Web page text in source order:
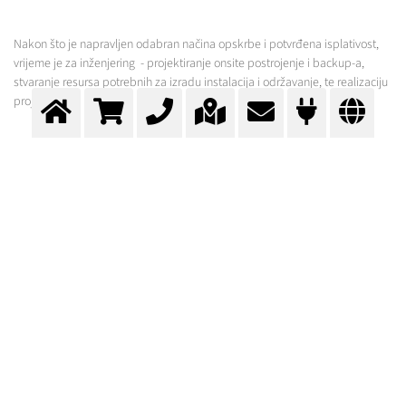
Nakon što je napravljen odabran načina opskrbe i potvrđena isplativost,
vrijeme je za inženjering - projektiranje onsite postrojenje i backup-a,
stvaranje resursa potrebnih za izradu instalacija i održavanje, te realizaciju
projekta.